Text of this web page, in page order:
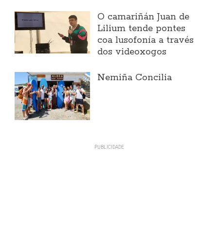
O camariñán Juan de
Lilium tende pontes
coa lusofonía a través
dos videoxogos
Nemiña Concilia